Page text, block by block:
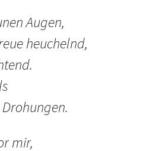
Augen,
heuchelnd,
mir,